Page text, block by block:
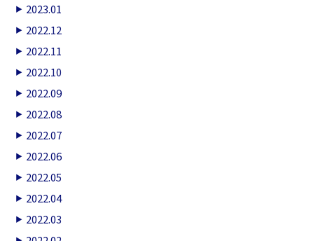
2023.01
2022.12
2022.11
2022.10
2022.09
2022.08
2022.07
2022.06
2022.05
2022.04
2022.03